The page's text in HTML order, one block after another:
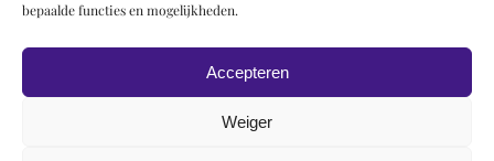
bepaalde functies en mogelijkheden.
Accepteren
Weiger